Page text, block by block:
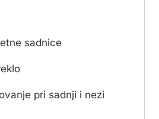
sadnice
pri sadnji i nezi